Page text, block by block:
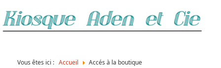
Vous êtes ici : Accueil Accés à la boutique